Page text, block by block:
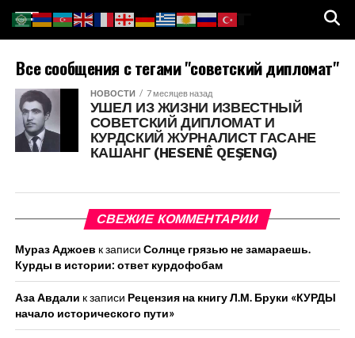
Все сообщения с тегами "советский дипломат"
НОВОСТИ 7 месяцев назад
УШЕЛ ИЗ ЖИЗНИ ИЗВЕСТНЫЙ
СОВЕТСКИЙ ДИПЛОМАТ И
КУРДСКИЙ ЖУРНАЛИСТ ГАСАНЕ
КАШАНГ (HESENÊ QEŞENG)
СВЕЖИЕ КОММЕНТАРИИ
Мураз Аджоев к записи Солнце грязью не замараешь.
Курды в истории: ответ курдофобам
Аза Авдали к записи Рецензия на книгу Л.М. Бруки «КУРДЫ
начало исторического пути»